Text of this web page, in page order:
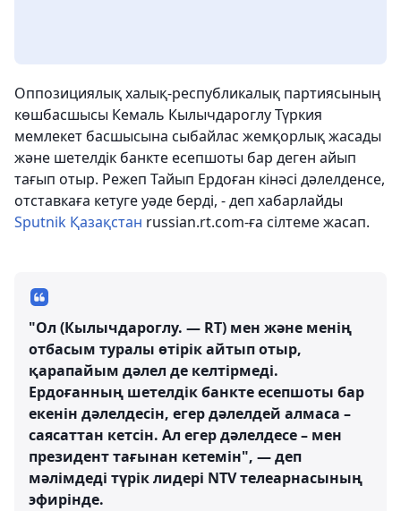
Оппозициялық халық-республикалық партиясының
көшбасшысы Кемаль Кылычдароглу Түркия
мемлекет басшысына сыбайлас жемқорлық жасады
және шетелдік банкте есепшоты бар деген айып
тағып отыр. Режеп Тайып Ердоған кінәсі дәлелденсе,
отставкаға кетуге уәде берді, - деп хабарлайды
Sputnik Қазақстан russian.rt.com-ға сілтеме жасап.
"Ол (Кылычдароглу. — RT) мен және менің
отбасым туралы өтірік айтып отыр,
қарапайым дәлел де келтірмеді.
Ердоғанның шетелдік банкте есепшоты бар
екенін дәлелдесін, егер дәлелдей алмаса –
саясаттан кетсін. Ал егер дәлелдесе – мен
президент тағынан кетемін", — деп
мәлімдеді түрік лидері NTV телеарнасының
эфирінде.